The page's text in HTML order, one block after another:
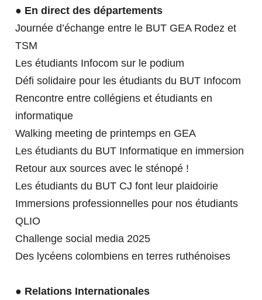
L'IUT EN QUELQUES CHIFFRES
L'IUT EN IMAGES
TÉMOIGNAGES
FERMER
Formation continue diplômante
Validation d'acquis
TÉMOIGNAGES
FERMER
CONTACTEZ NOUS
L'IUT VOUS ACCOMPAGNE
VERSEZ LA TAXE D'APPRENTISSAGE
À L'IUT DE RODEZ
FERMER
SOME EXPLANATIONS - INCOMING
PARTENARIAT
TÉMOIGNAGES
Nos enseignants chercheurs
Actualités de la Recherche
NOS CONSEILS ET
TRANSFERTS
CONSEILS ET TRANSFERTS
TECHNOLOGIQUES
● En direct des départements
Journée d’échange entre le BUT GEA Rodez et
TSM
Les étudiants Infocom sur le podium
Défi solidaire pour les étudiants du BUT Infocom
Rencontre entre collégiens et étudiants en
informatique
Walking meeting de printemps en GEA
Les étudiants du BUT Informatique en immersion
Retour aux sources avec le sténopé !
Les étudiants du BUT CJ font leur plaidoirie
Immersions professionnelles pour nos étudiants
QLIO
Challenge social media 2025
Des lycéens colombiens en terres ruthénoises
● Relations Internationales